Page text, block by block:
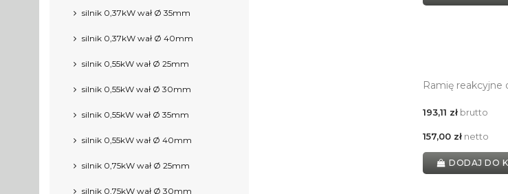
silnik 0,37kW wał Ø 35mm
silnik 0,37kW wał Ø 40mm
silnik 0,55kW wał Ø 25mm
silnik 0,55kW wał Ø 30mm
silnik 0,55kW wał Ø 35mm
silnik 0,55kW wał Ø 40mm
silnik 0,75kW wał Ø 25mm
silnik 0,75kW wał Ø 30mm
Ramię reakcyjne
193,11 złbrutto
157,00 złnetto
DODAJ DO